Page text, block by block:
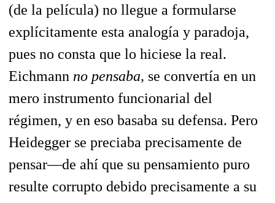
(de la película) no llegue a formularse
explícitamente esta analogía y paradoja,
pues no consta que lo hiciese la real.
Eichmann no pensaba, se convertía en un
mero instrumento funcionarial del
régimen, y en eso basaba su defensa. Pero
Heidegger se preciaba precisamente de
pensar—de ahí que su pensamiento puro
resulte corrupto debido precisamente a su